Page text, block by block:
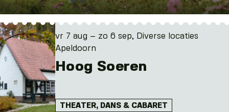
vr 7 aug – zo 6 sep, Diverse locaties
Apeldoorn
Hoog Soeren
THEATER, DANS & CABARET